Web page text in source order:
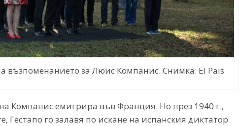
възпоменанието за Люис Компанис. Снимка: El Pais
Компанис емигрира във Франция. Но през 1940 г.,
Гестапо го залавя по искане на испанския диктатор